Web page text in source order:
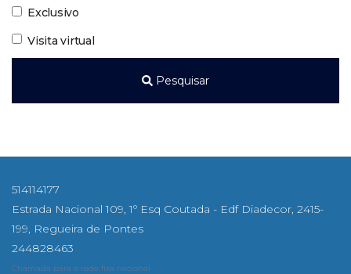
Exclusivo
Visita virtual
Pesquisar
514114177
Estrada Nacional 109, 1º Esq Coutada - Edf Diadecor, 2415-
199, Regueira de Pontes
244828463
Chamada para a rede fixa nacional